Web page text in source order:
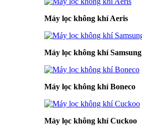
Máy lọc không khí Aeris
Máy lọc không khí Samsung
Máy lọc không khí Boneco
Máy lọc không khí Cuckoo